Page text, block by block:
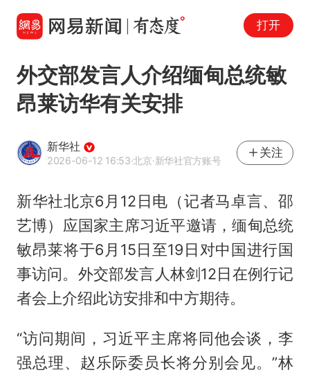
打开
外交部发言人介绍缅甸总统敏
昂莱访华有关安排
新华社
2026-06-12 16:53·北京·新华社官方账号
关注
新华社北京6月12日电（记者马卓言、邵
艺博）应国家主席习近平邀请，缅甸总统
敏昂莱将于6月15日至19日对中国进行国
事访问。外交部发言人林剑12日在例行记
者会上介绍此访安排和中方期待。
“访问期间，习近平主席将同他会谈，李
强总理、赵乐际委员长将分别会见。”林